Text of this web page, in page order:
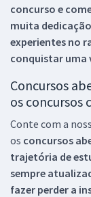
concurso e
muita
experientes no
conquistar uma
Concursos
os concursos
Conte com a
os concursos
trajetória de
sempre
fazer perder a